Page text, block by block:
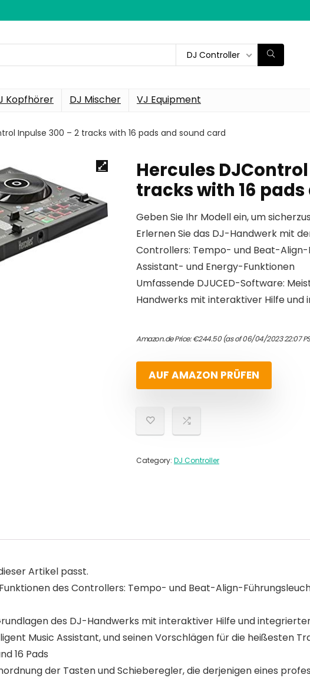
DJ Controller
Kopfhörer DJ Mischer VJ Equipment
Inpulse 300 – 2 tracks with 16 pads and sound card
Hercules
tracks with 16
Geben Sie Ihr Modell ein, um
Erlernen Sie das DJ-Handwerk mit
Controllers: Tempo- und Beat-
Assistant- und Energy-Funktionen
Umfassende DJUCED-Software:
Handwerks mit interaktiver Hilfe
Amazon.de Price:€244.50(as of 06/04/2023 22:07
AUF AMAZON PRÜFEN
Category: DJ Controller
Artikel passt.
des Controllers: Tempo- und Beat-Align-
des DJ-Handwerks mit interaktiver Hilfe und
Music Assistant, und seinen Vorschlägen für die heißesten
16 Pads
der Tasten und Schieberegler, die derjenigen eines